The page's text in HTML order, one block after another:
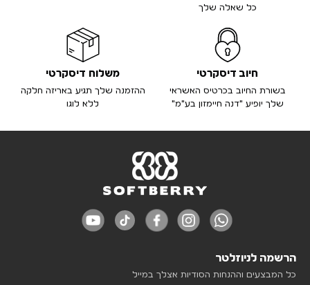
כל שאלה שלך
חיוב דיסקרטי
בשורת החיוב בכרטיס האשראי
שלך יופיע "דנה חיימזון בע"מ"
משלוח דיסקרטי
ההזמנה שלך תגיע באריזה חלקה
ללא לוגו
הרשמה לניוזלטר
כל המבצעים וההנחות הסודיות אצלך במייל